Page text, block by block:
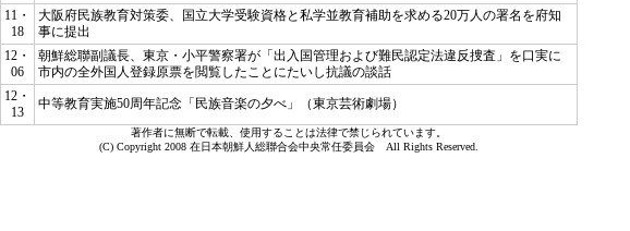
11・
18
大阪府民族教育対策委、国立大学受験資格と私学並教育補助を求める20万人の署名を府知
事に提出
12・
06
朝鮮総聯副議長、東京・小平警察署が「出入国管理および難民認定法違反捜査」を口実に
市内の全外国人登録原票を閲覧したことにたいし抗議の談話
12・
13
中等教育実施50周年記念「民族音楽の夕べ」（東京芸術劇場）
著作者に無断で転載、使用することは法律で禁じられています。
(C) Copyright 2008 在日本朝鮮人総聯合会中央常任委員会 All Rights Reserved.